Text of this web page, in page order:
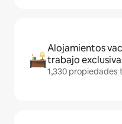
Alojamientos
trabajo
1,330 propiedades